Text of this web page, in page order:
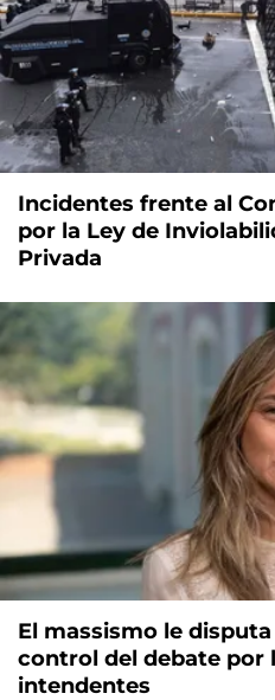
Incidentes frente al
por la Ley de
Privada
El massismo le
control del debate por
intendentes